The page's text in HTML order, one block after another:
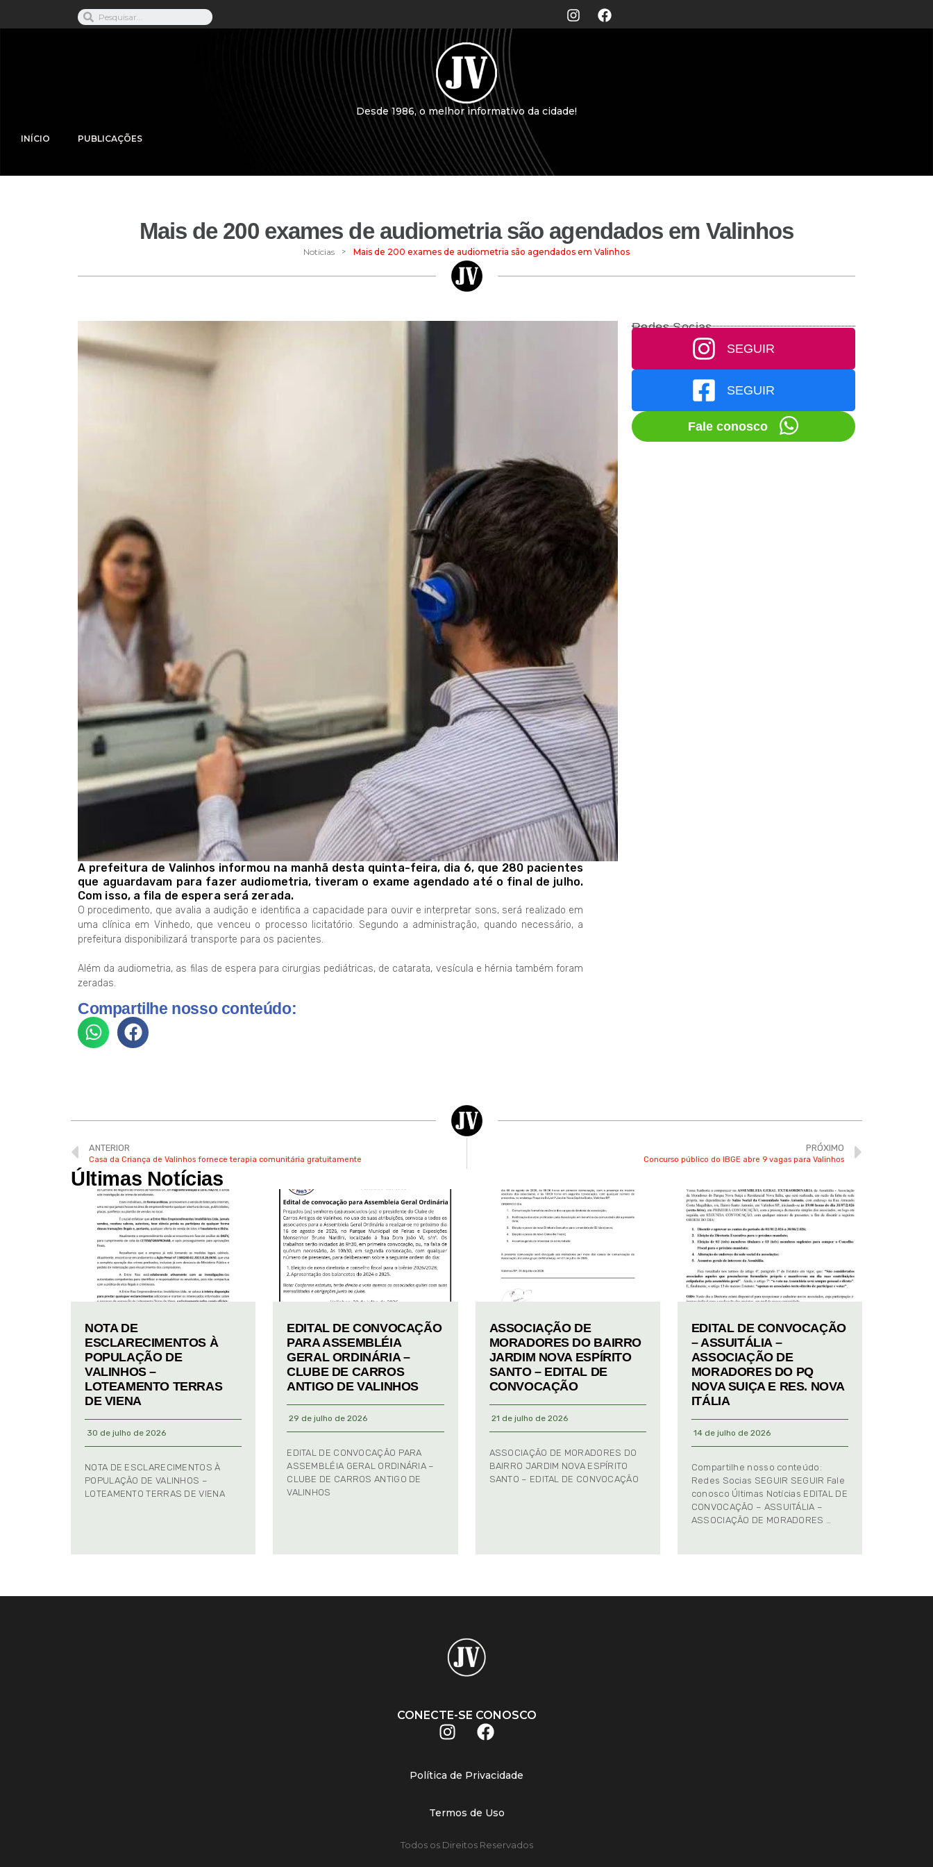
Desde 1986, o melhor informativo da cidade!
INÍCIO PUBLICAÇÕES
Mais de 200 exames de audiometria são agendados em Valinhos
Notícias > Mais de 200 exames de audiometria são agendados em Valinhos
A prefeitura de Valinhos informou na manhã desta quinta-feira, dia 6, que 280 pacientes
que aguardavam para fazer audiometria, tiveram o exame agendado até o final de julho.
Com isso, a fila de espera será zerada.
O procedimento, que avalia a audição e identifica a capacidade para ouvir e interpretar sons, será realizado em
uma clínica em Vinhedo, que venceu o processo licitatório. Segundo a administração, quando necessário, a
prefeitura disponibilizará transporte para os pacientes.
Além da audiometria, as filas de espera para cirurgias pediátricas, de catarata, vesícula e hérnia também foram
zeradas.
Compartilhe nosso conteúdo:
Redes Socias
SEGUIR
SEGUIR
Fale conosco
ANTERIOR
Casa da Criança de Valinhos fornece terapia comunitária gratuitamente
PRÓXIMO
Concurso público do IBGE abre 9 vagas para Valinhos
Últimas Notícias
NOTA DE
ESCLARECIMENTOS À
POPULAÇÃO DE
VALINHOS –
LOTEAMENTO TERRAS
DE VIENA
30 de julho de 2026
NOTA DE ESCLARECIMENTOS À
POPULAÇÃO DE VALINHOS –
LOTEAMENTO TERRAS DE VIENA
EDITAL DE CONVOCAÇÃO
PARA ASSEMBLÉIA
GERAL ORDINÁRIA –
CLUBE DE CARROS
ANTIGO DE VALINHOS
29 de julho de 2026
EDITAL DE CONVOCAÇÃO PARA
ASSEMBLÉIA GERAL ORDINÁRIA –
CLUBE DE CARROS ANTIGO DE
VALINHOS
ASSOCIAÇÃO DE
MORADORES DO BAIRRO
JARDIM NOVA ESPÍRITO
SANTO – EDITAL DE
CONVOCAÇÃO
21 de julho de 2026
ASSOCIAÇÃO DE MORADORES DO
BAIRRO JARDIM NOVA ESPÍRITO
SANTO – EDITAL DE CONVOCAÇÃO
EDITAL DE CONVOCAÇÃO
– ASSUITÁLIA –
ASSOCIAÇÃO DE
MORADORES DO PQ
NOVA SUIÇA E RES. NOVA
ITÁLIA
14 de julho de 2026
Compartilhe nosso conteúdo:
Redes Socias SEGUIR SEGUIR Fale
conosco Últimas Notícias EDITAL DE
CONVOCAÇÃO – ASSUITÁLIA –
ASSOCIAÇÃO DE MORADORES …
CONECTE-SE CONOSCO
Política de Privacidade
Termos de Uso
Todos os Direitos Reservados